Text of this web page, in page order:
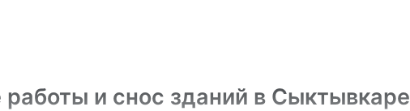
и снос зданий в Сыктывкаре